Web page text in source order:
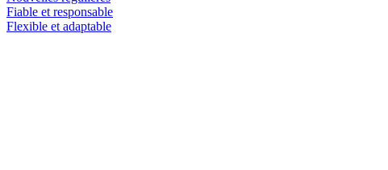
Fiable et responsable
Flexible et adaptable